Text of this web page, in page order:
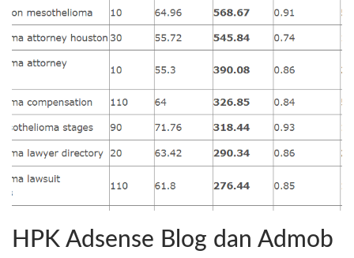
HPK Adsense Blog dan Admob